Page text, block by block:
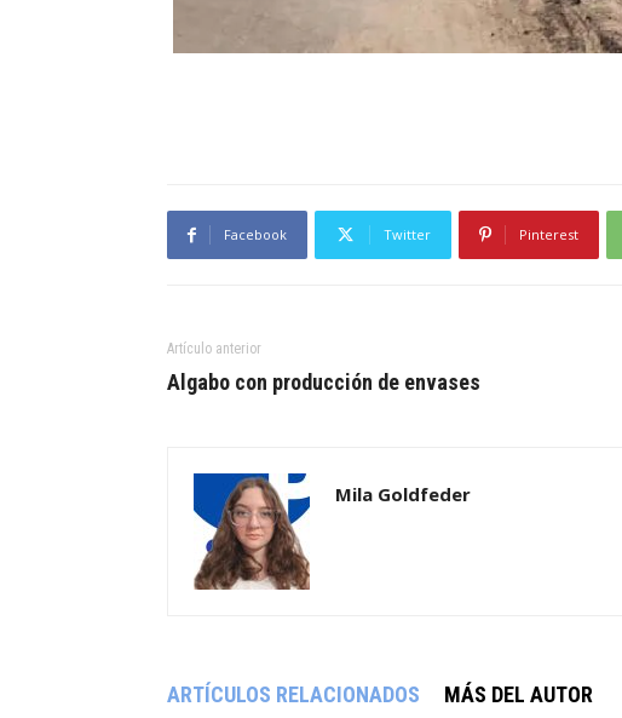
Facebook Twitter Pinterest
Artículo anterior
Algabo con producción de envases
Mila Goldfeder
ARTÍCULOS RELACIONADOS MÁS DEL AUTOR